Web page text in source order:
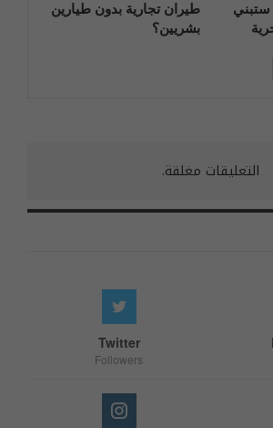
ستبني
طيران تجارية بدون طيارين
بشريين؟
التعليقات مغلقة.
Twitter
Followers